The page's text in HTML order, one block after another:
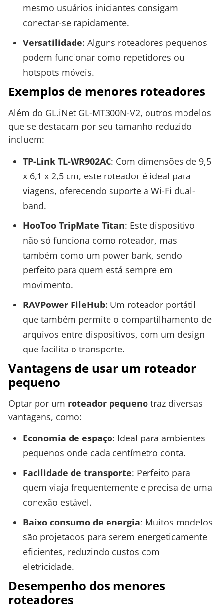
mesmo usuários iniciantes consigam
conectar-se rapidamente.
Versatilidade: Alguns roteadores pequenos
podem funcionar como repetidores ou
hotspots móveis.
Exemplos de menores roteadores
Além do GL.iNet GL-MT300N-V2, outros modelos
que se destacam por seu tamanho reduzido
incluem:
TP-Link TL-WR902AC: Com dimensões de 9,5
x 6,1 x 2,5 cm, este roteador é ideal para
viagens, oferecendo suporte a Wi-Fi dual-
band.
HooToo TripMate Titan: Este dispositivo
não só funciona como roteador, mas
também como um power bank, sendo
perfeito para quem está sempre em
movimento.
RAVPower FileHub: Um roteador portátil
que também permite o compartilhamento de
arquivos entre dispositivos, com um design
que facilita o transporte.
Vantagens de usar um roteador
pequeno
Optar por um roteador pequeno traz diversas
vantagens, como:
Economia de espaço: Ideal para ambientes
pequenos onde cada centímetro conta.
Facilidade de transporte: Perfeito para
quem viaja frequentemente e precisa de uma
conexão estável.
Baixo consumo de energia: Muitos modelos
são projetados para serem energeticamente
eficientes, reduzindo custos com
eletricidade.
Desempenho dos menores
roteadores